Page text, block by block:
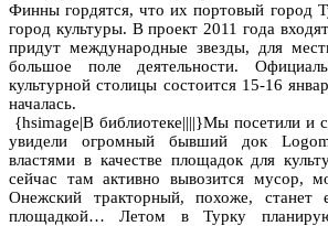
Финны гордятся, что их портовый город
город культуры. В проект 2011 года
придут международные звезды, для
большое поле деятельности.
культурной столицы состоится 15-16
началась.
{hsimage|В библиотеке||||}Мы посетили и
увидели огромный бывший док
властями в качестве площадок для
сейчас там активно вывозится мусор,
Онежский тракторный, похоже, станет
площадкой… Летом в Турку